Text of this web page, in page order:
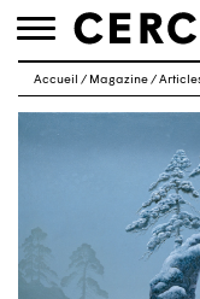
Toggle
Accueil / Magazine/